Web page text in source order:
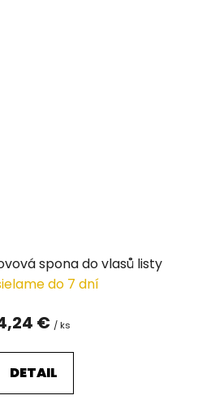
spona do vlasů listy
do 7 dní
€ / ks
DETAIL